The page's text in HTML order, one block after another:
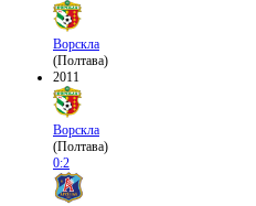
Ворскла
(Полтава)
2011
Ворскла
(Полтава)
0:2